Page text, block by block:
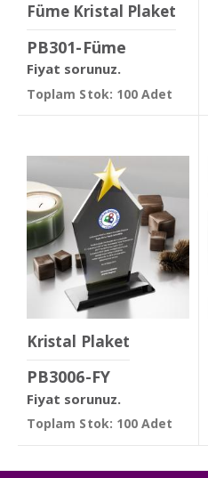
Füme Kristal Plaket
PB301-Füme
Fiyat sorunuz.
Toplam Stok: 100 Adet
Kristal Plaket
PB3006-FY
Fiyat sorunuz.
Toplam Stok: 100 Adet